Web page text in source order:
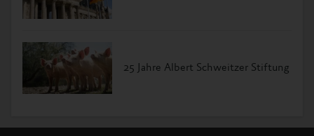
25 Jahre Albert Schweitzer Stiftung